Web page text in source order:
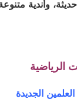
وأندية
الرياضية